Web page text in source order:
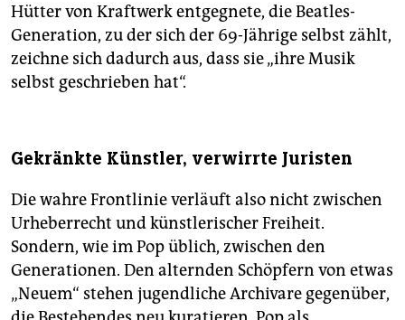
Hütter von Kraftwerk entgegnete, die Beatles-
Generation, zu der sich der 69-Jährige selbst zählt,
zeichne sich dadurch aus, dass sie „ihre Musik
selbst geschrieben hat“.
Gekränkte Künstler, verwirrte Juristen
Die wahre Frontlinie verläuft also nicht zwischen
Urheberrecht und künstlerischer Freiheit.
Sondern, wie im Pop üblich, zwischen den
Generationen. Den alternden Schöpfern von etwas
„Neuem“ stehen jugendliche Archivare gegenüber,